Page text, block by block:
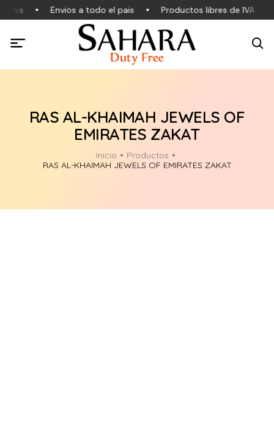
Envios a todo el pais Productos libres de IVA
RAS AL-KHAIMAH JEWELS OF
EMIRATES ZAKAT
Inicio
Productos
RAS AL-KHAIMAH JEWELS OF EMIRATES ZAKAT